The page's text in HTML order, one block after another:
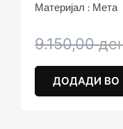
Материјал : Мета
9.150,00
Original
was:
9.150,00
Current
6.400,00
ДОДАДИ ВО